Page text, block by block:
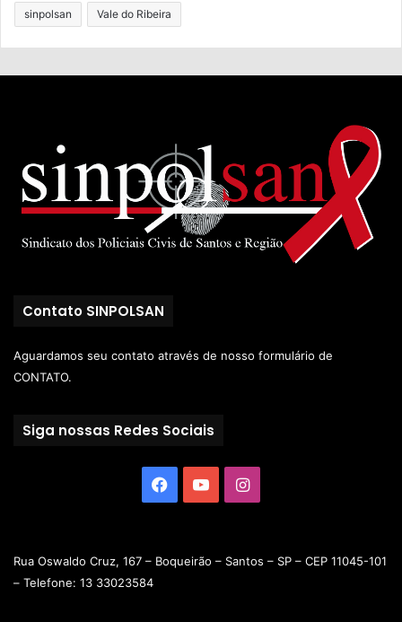
sinpolsan Vale do Ribeira
Contato SINPOLSAN
Aguardamos seu contato através de nosso formulário de
CONTATO.
Siga nossas Redes Sociais
Rua Oswaldo Cruz, 167 – Boqueirão – Santos – SP – CEP 11045-101
– Telefone: 13 33023584